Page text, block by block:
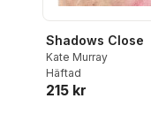
Shadows Close
Kate Murray
Häftad
215 kr